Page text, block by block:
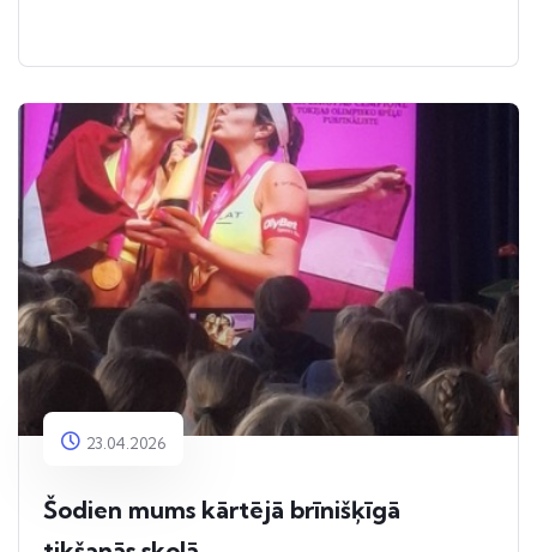
23.04.2026
Šodien mums kārtējā brīnišķīgā